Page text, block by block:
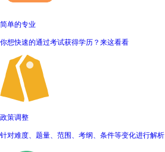
简单的专业
你想快速的通过考试获得学历？来这看看
政策调整
针对难度、题量、范围、考纲、条件等变化进行解析